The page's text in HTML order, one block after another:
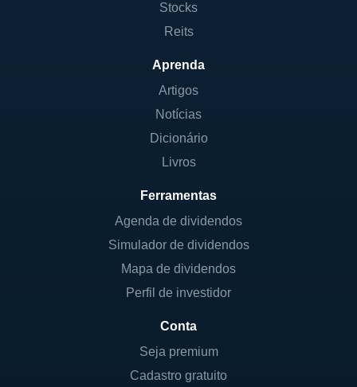
Stocks
Reits
Aprenda
Artigos
Notícias
Dicionário
Livros
Ferramentas
Agenda de dividendos
Simulador de dividendos
Mapa de dividendos
Perfil de investidor
Conta
Seja premium
Cadastro gratuito